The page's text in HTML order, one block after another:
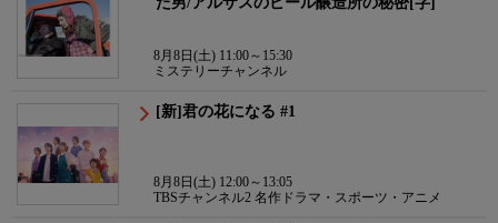
8月8日(土) 11:00～15:30
ミステリーチャンネル
[新]君の花になる #1
8月8日(土) 12:00～13:05
TBSチャンネル2 名作ドラマ・スポーツ・アニメ